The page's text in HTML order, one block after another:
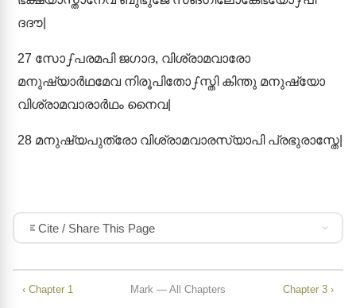
ദദൗ|
27 സോഽപരമപി ജഗാദ, വിശ്രാമവാരോ
മനുഷ്യാർഥമേവ നിരൂപിതോഽസ്തി കിന്തു മനുഷ്യോ
വിശ്രാമവാരാർഥം നൈവ|
28 മനുഷ്യപുത്രോ വിശ്രാമവാരസ്യാപി പ്രഭുരാസ്തേ|
Cite / Share This Page
‹ Chapter 1 Mark — All Chapters Chapter 3 ›